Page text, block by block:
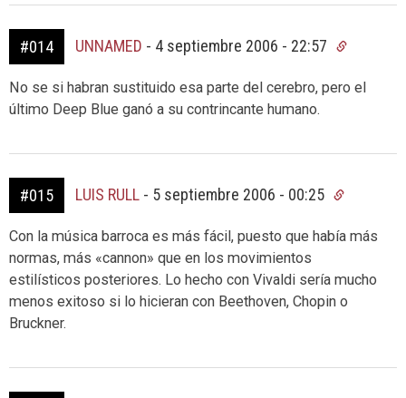
#014 UNNAMED - 4 septiembre 2006 - 22:57
No se si habran sustituido esa parte del cerebro, pero el
último Deep Blue ganó a su contrincante humano.
#015 LUIS RULL - 5 septiembre 2006 - 00:25
Con la música barroca es más fácil, puesto que había más
normas, más «cannon» que en los movimientos
estilísticos posteriores. Lo hecho con Vivaldi sería mucho
menos exitoso si lo hicieran con Beethoven, Chopin o
Bruckner.